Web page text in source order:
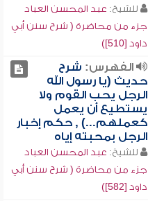
للشيخ: عبد المحسن العباد
جزء من محاضرة ( شرح سنن أبي
داود [510])
الفهرس: شرح
حديث (يا رسول الله
الرجل يحب القوم ولا
يستطيع أن يعمل
كعملهم...) , حكم إخبار
الرجل بمحبته إياه
للشيخ: عبد المحسن العباد
جزء من محاضرة ( شرح سنن أبي
داود [582])